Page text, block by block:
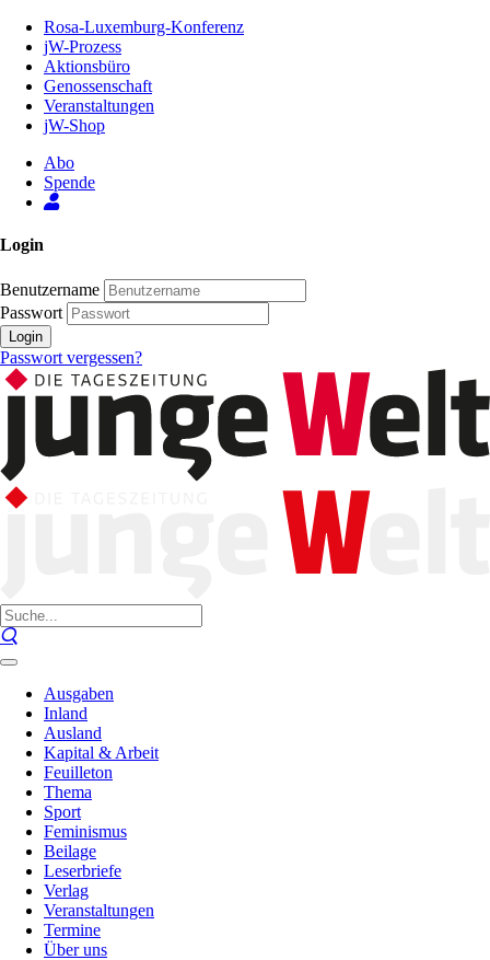
Inhalt
Seite
Rosa-Luxemburg-Konferenz
jW-Prozess
Aktionsbüro
Genossenschaft
Veranstaltungen
jW-Shop
Abo
Spende
Login
Benutzername
Passwort
Login
Passwort vergessen?
Ausgaben
Inland
Ausland
Kapital & Arbeit
Feuilleton
Thema
Sport
Feminismus
Beilage
Leserbriefe
Verlag
Veranstaltungen
Termine
Über uns